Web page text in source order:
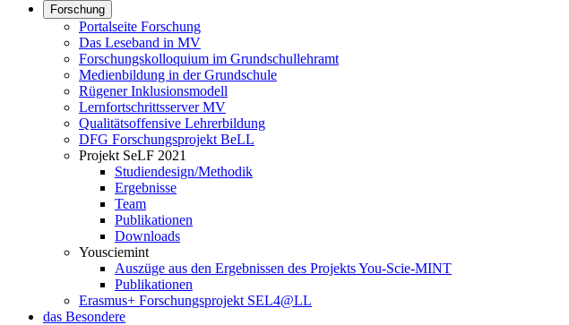
Forschung
Portalseite Forschung
Das Leseband in MV
Forschungskolloquium im Grundschullehramt
Medienbildung in der Grundschule
Rügener Inklusionsmodell
Lernfortschrittsserver MV
Qualitätsoffensive Lehrerbildung
DFG Forschungsprojekt BeLL
Projekt SeLF 2021
Studiendesign/Methodik
Ergebnisse
Team
Publikationen
Downloads
Yousciemint
Auszüge aus den Ergebnissen des Projekts You-Scie-MINT
Publikationen
Erasmus+ Forschungsprojekt SEL4@LL
das Besondere